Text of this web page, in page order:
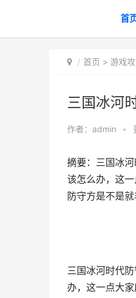
首
首页 > 游戏
三国冰河
作者： admin •
摘要：三国冰
该怎么办，这
防守方是不是
三国冰河时代
办，这一点大